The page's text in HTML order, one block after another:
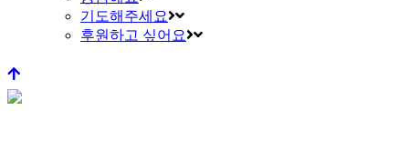
기도해주세요
후원하고 싶어요